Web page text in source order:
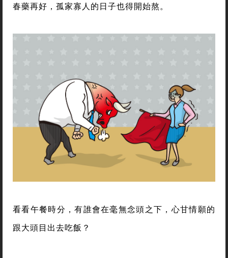
春藥再好，孤家寡人的日子也得開始熬。
看看午餐時分，有誰會在毫無念頭之下，心甘情願的
跟大頭目出去吃飯？